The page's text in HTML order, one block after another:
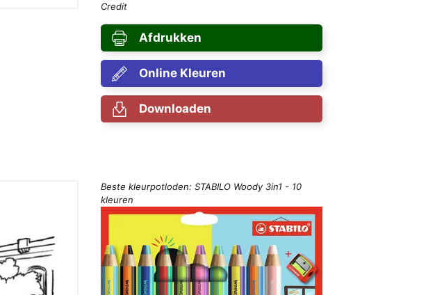
Credit
Afdrukken
Online Kleuren
Downloaden
Beste kleurpotloden: STABILO Woody 3in1 - 10
kleuren